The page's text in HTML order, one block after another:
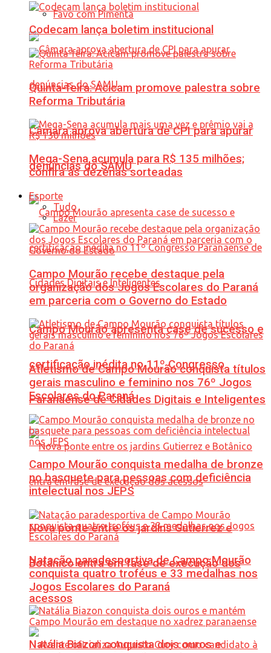
Favo com Pimenta
Câmara aprova abertura de CPI para apurar
denúncias do SAMU
Campo Mourão apresenta case de sucesso e
certificação inédita no 11º Congresso
Paranaense de Cidades Digitais e Inteligentes
Nova ponte entre os jardins Gutierrez e
Botânico entra em fase de execução dos
acessos
Codecam lança boletim institucional
Quinta-feira: Acicam promove palestra sobre
Reforma Tributária
Mega-Sena acumula para R$ 135 milhões;
confira as dezenas sorteadas
Esporte
Tudo
Lazer
Campo Mourão recebe destaque pela
organização dos Jogos Escolares do Paraná
em parceria com o Governo do Estado
Atletismo de Campo Mourão conquista títulos
gerais masculino e feminino nos 76º Jogos
Escolares do Paraná
Campo Mourão conquista medalha de bronze
no basquete para pessoas com deficiência
intelectual nos JEPS
Natação paradesportiva de Campo Mourão
conquista quatro troféus e 33 medalhas nos
Jogos Escolares do Paraná
Natália Biazon conquista dois ouros e